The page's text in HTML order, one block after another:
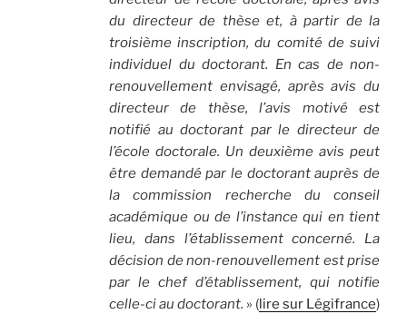
du directeur de thèse et, à partir de la
troisième inscription, du comité de suivi
individuel du doctorant. En cas de non-
renouvellement envisagé, après avis du
directeur de thèse, l’avis motivé est
notifié au doctorant par le directeur de
l’école doctorale. Un deuxième avis peut
être demandé par le doctorant auprès de
la commission recherche du conseil
académique ou de l’instance qui en tient
lieu, dans l’établissement concerné. La
décision de non-renouvellement est prise
par le chef d’établissement, qui notifie
celle-ci au doctorant. » ( lire sur Légifrance)